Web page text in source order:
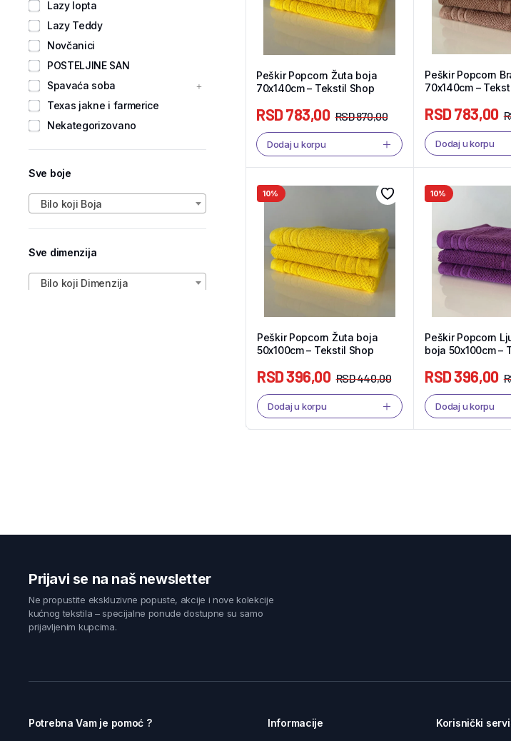
Peškir Popcorn Žuta boja
70x140cm – Tekstil Shop
RSD870,00
RSD783,00
Dodaj u korpu
Peškir Popcorn
70x140cm –
RSD783,00
Dodaj u korpu
10%
Peškir Popcorn Žuta boja
50x100cm – Tekstil Shop
RSD440,00
RSD396,00
Dodaj u korpu
10%
Peškir Popcorn
boja 50x100cm –
RSD396,00
Dodaj u korpu
Lazy lopta
Lazy Teddy
Novčanici
POSTELJINE SAN
Spavaća soba
Texas jakne i farmerice
Nekategorizovano
Sve boje
Bilo koji Boja
Sve dimenzija
Bilo koji Dimenzija
Prijavi se na naš newsletter
Ne propustite ekskluzivne popuste, akcije i nove kolekcije
kućnog tekstila – specijalne ponude dostupne su samo
prijavljenim kupcima.
Potrebna Vam je pomoć ? Informacije Korisnički